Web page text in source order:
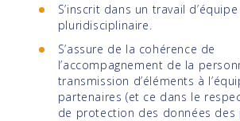
S’inscrit dans un travail d’équipe
pluridisciplinaire.
S’assure de la cohérence de
l’accompagnement de la
transmission d’éléments à
partenaires (et ce dans le
de protection des données des